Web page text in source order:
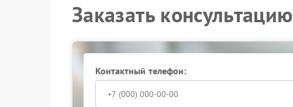
Заказать консультацию
Контактный телефон: